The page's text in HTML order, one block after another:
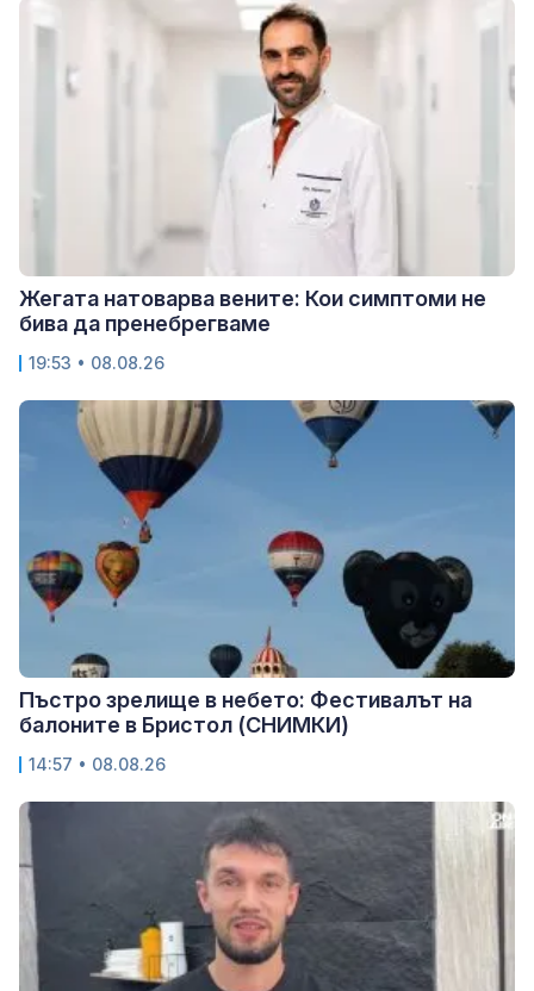
Жегата натоварва вените: Кои симптоми не
бива да пренебрегваме
19:53 • 08.08.26
Пъстро зрелище в небето: Фестивалът на
балоните в Бристол (СНИМКИ)
14:57 • 08.08.26